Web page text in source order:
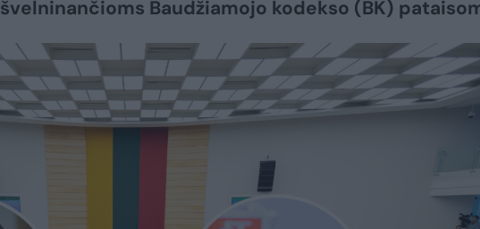
švelninančioms Baudžiamojo kodekso (BK)